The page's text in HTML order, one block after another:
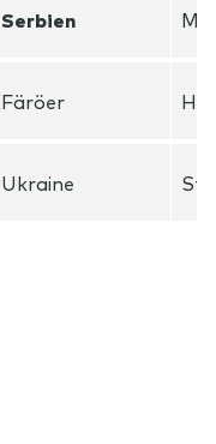
Serbien
Färöer
Ukraine